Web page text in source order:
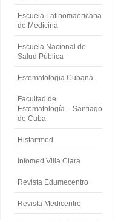
Escuela Latinomaericana
de Medicina
Escuela Nacional de
Salud Pública
Estomatologia.Cubana
Facultad de
Estomatología – Santiago
de Cuba
Histartmed
Infomed Villa Clara
Revista Edumecentro
Revista Medicentro